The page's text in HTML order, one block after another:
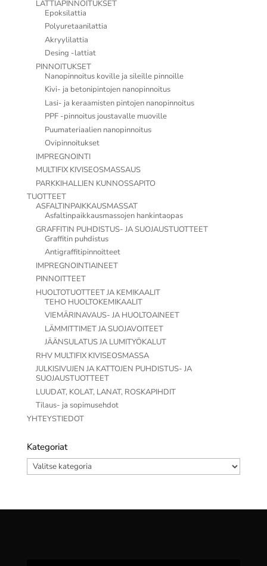
LATTIAPINNOITUKSET
Epoksilattia
Polyuretaanilattia
Akryylilattia
Desing -lattiat
PINNOITUKSET
Nanopinnoitus koville ja sileille pinnoille
Kivi- ja betonipintojen nanopinnoitus
Lasi- ja keraamisten pintojen nanopinnoitus
PPF -pinnoitus joustavalle muoville
Puumateriaalien nanopinnoitus
Ovipinnoitukset
IMPREGNOINTI
MULTIFIX KIVISEOSMASSAUS
PARKKIHALLIEN KUNNOSSAPITO
TUOTTEET
ASFALTINPAIKKAUSMASSAT
Asfaltinpaikkausmassojen hankintaopas
GRAFFITIN PUHDISTUS- JA SUOJAUSTUOTTEET
Graffitin puhdistus
Antigraffitipinnoitteet
IMPREGNOINTIAINEET
PINNOITTEET
HUOLTOTUOTTEET JA KEMIKAALIT
TEHO HUOLTOKEMIKAALIT
VIEMÄRINAVAUS- JA HUOLTOAINEET
LÄMMITTIMET JA SUOJAVOITEET
JÄÄNSULATUS JA LUMITYÖKALUT
RHV MULTIFIX KIVISEOSMASSA
JULKISIVUJEN JA KATTOJEN PUHDISTUS- JA
SUOJAUSTUOTTEET
LUUDAT, KOLAT, LANAT, ROSKAPIHDIT
Tilaus- ja sopimusehdot
YHTEYSTIEDOT
Kategoriat
Kategoriat